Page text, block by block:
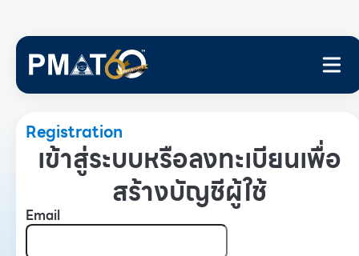
Registration
เข้าสู่ระบบหรือลงทะเบียนเพื่อ
สร้างบัญชีผู้ใช้
Email